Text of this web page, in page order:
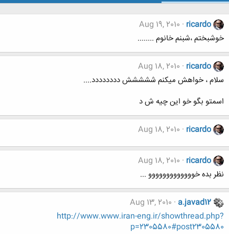
ricardo
Aug 19, 2010
خوشبختم ،شبنم خانوم ........
ricardo
Aug 18, 2010
سلام ، خواهش میکنم ششششش دددددددد....
اسمتو بگو خو این چیه ش د
ricardo
Aug 18, 2010
ricardo
Aug 18, 2010
نظر بده خووووووووووووو ...
a.javad12
Aug 13, 2010
http://www.www.iran-eng.ir/showthread.php?
p=2305580#post2305580